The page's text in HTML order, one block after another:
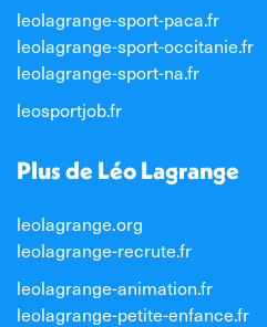
leolagrange-sport-paca.fr
leolagrange-sport-occitanie.fr
leolagrange-sport-na.fr
leosportjob.fr
Plus de Léo Lagrange
leolagrange.org
leolagrange-recrute.fr
leolagrange-animation.fr
leolagrange-petite-enfance.fr